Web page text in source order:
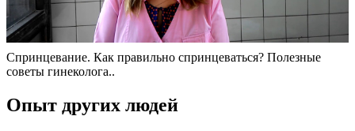
Спринцевание. Как правильно спринцеваться? Полезные
советы гинеколога..
Опыт других людей